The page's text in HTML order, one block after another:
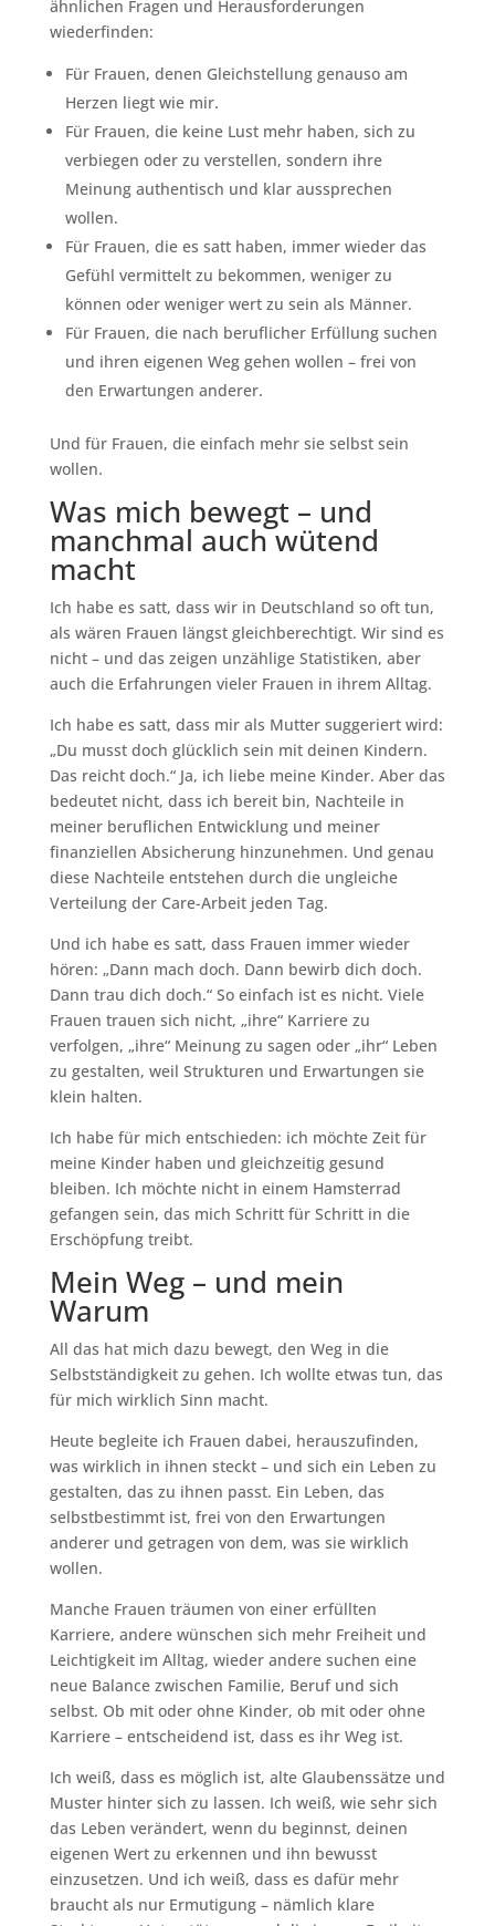
ähnlichen Fragen und Herausforderungen
wiederfinden:
Für Frauen, denen Gleichstellung genauso am
Herzen liegt wie mir.
Für Frauen, die keine Lust mehr haben, sich zu
verbiegen oder zu verstellen, sondern ihre
Meinung authentisch und klar aussprechen
wollen.
Für Frauen, die es satt haben, immer wieder das
Gefühl vermittelt zu bekommen, weniger zu
können oder weniger wert zu sein als Männer.
Für Frauen, die nach beruflicher Erfüllung suchen
und ihren eigenen Weg gehen wollen – frei von
den Erwartungen anderer.
Und für Frauen, die einfach mehr sie selbst sein
wollen.
Was mich bewegt – und
manchmal auch wütend
macht
Ich habe es satt, dass wir in Deutschland so oft tun,
als wären Frauen längst gleichberechtigt. Wir sind es
nicht – und das zeigen unzählige Statistiken, aber
auch die Erfahrungen vieler Frauen in ihrem Alltag.
Ich habe es satt, dass mir als Mutter suggeriert wird:
„Du musst doch glücklich sein mit deinen Kindern.
Das reicht doch.“ Ja, ich liebe meine Kinder. Aber das
bedeutet nicht, dass ich bereit bin, Nachteile in
meiner beruflichen Entwicklung und meiner
finanziellen Absicherung hinzunehmen. Und genau
diese Nachteile entstehen durch die ungleiche
Verteilung der Care-Arbeit jeden Tag.
Und ich habe es satt, dass Frauen immer wieder
hören: „Dann mach doch. Dann bewirb dich doch.
Dann trau dich doch.“ So einfach ist es nicht. Viele
Frauen trauen sich nicht, „ihre“ Karriere zu
verfolgen, „ihre“ Meinung zu sagen oder „ihr“ Leben
zu gestalten, weil Strukturen und Erwartungen sie
klein halten.
Ich habe für mich entschieden: ich möchte Zeit für
meine Kinder haben und gleichzeitig gesund
bleiben. Ich möchte nicht in einem Hamsterrad
gefangen sein, das mich Schritt für Schritt in die
Erschöpfung treibt.
Mein Weg – und mein
Warum
All das hat mich dazu bewegt, den Weg in die
Selbstständigkeit zu gehen. Ich wollte etwas tun, das
für mich wirklich Sinn macht.
Heute begleite ich Frauen dabei, herauszufinden,
was wirklich in ihnen steckt – und sich ein Leben zu
gestalten, das zu ihnen passt. Ein Leben, das
selbstbestimmt ist, frei von den Erwartungen
anderer und getragen von dem, was sie wirklich
wollen.
Manche Frauen träumen von einer erfüllten
Karriere, andere wünschen sich mehr Freiheit und
Leichtigkeit im Alltag, wieder andere suchen eine
neue Balance zwischen Familie, Beruf und sich
selbst. Ob mit oder ohne Kinder, ob mit oder ohne
Karriere – entscheidend ist, dass es ihr Weg ist.
Ich weiß, dass es möglich ist, alte Glaubenssätze und
Muster hinter sich zu lassen. Ich weiß, wie sehr sich
das Leben verändert, wenn du beginnst, deinen
eigenen Wert zu erkennen und ihn bewusst
einzusetzen. Und ich weiß, dass es dafür mehr
braucht als nur Ermutigung – nämlich klare